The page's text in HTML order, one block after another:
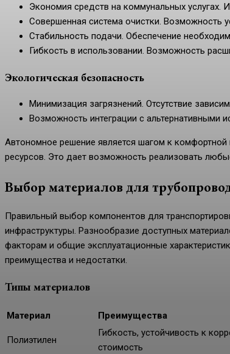
Экономия средств на коммунальных услугах.
Совершенная система очистки. Возможность
Стабильность подачи. Обеспечение
Гибкость в использовании. Возможность
Экологическая безопасность
Минимизация загрязнений. Отсутствие
Возможность интеграции с альтернативными
Автономное решение является шагом к
ресурсов. Это дает возможность реализовать
Выбор материалов для
Правильный выбор компонентов для
инфраструктуры. Разнообразие доступных
факторам и общие эксплуатационные
преимущества и недостатки.
Типы материалов
Материал Преимущества
Полиэтилен
Гибкость, устойчивость к
стоимость